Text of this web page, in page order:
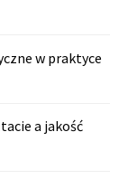
w praktyce
a jakość